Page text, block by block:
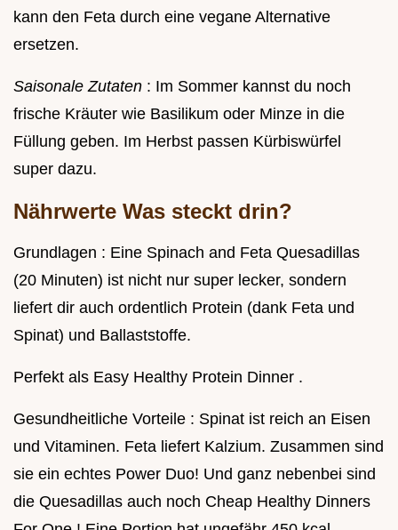
kann den Feta durch eine vegane Alternative
ersetzen.
Saisonale Zutaten : Im Sommer kannst du noch
frische Kräuter wie Basilikum oder Minze in die
Füllung geben. Im Herbst passen Kürbiswürfel
super dazu.
Nährwerte Was steckt drin?
Grundlagen : Eine Spinach and Feta Quesadillas
(20 Minuten) ist nicht nur super lecker, sondern
liefert dir auch ordentlich Protein (dank Feta und
Spinat) und Ballaststoffe.
Perfekt als Easy Healthy Protein Dinner .
Gesundheitliche Vorteile : Spinat ist reich an Eisen
und Vitaminen. Feta liefert Kalzium. Zusammen sind
sie ein echtes Power Duo! Und ganz nebenbei sind
die Quesadillas auch noch Cheap Healthy Dinners